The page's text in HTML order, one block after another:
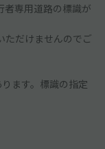
専用道路の標識が
ただけませんのでご
ます。標識の指定